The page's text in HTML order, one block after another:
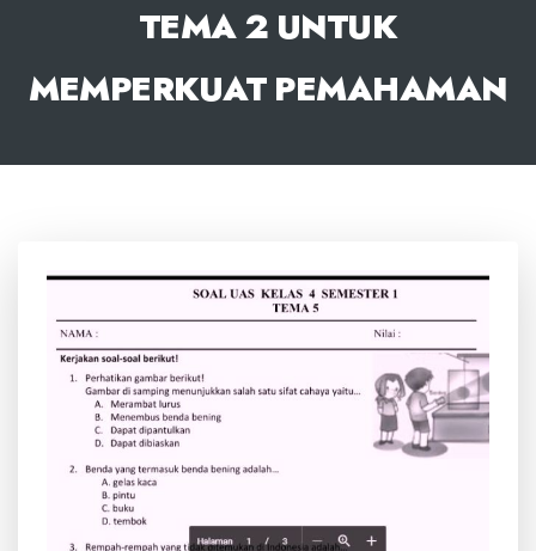
TEMA 2 UNTUK
MEMPERKUAT PEMAHAMAN